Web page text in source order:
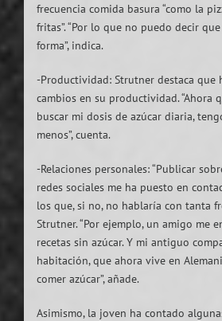
frecuencia comida basura “como la
fritas”. “Por lo que no puedo decir
forma”, indica.
-Productividad: Strutner destaca que
cambios en su productividad. “Ahora
buscar mi dosis de azúcar diaria,
menos”, cuenta.
-Relaciones personales: “Publicar
redes sociales me ha puesto en
los que, si no, no hablaría con tanta
Strutner. “Por ejemplo, un amigo me
recetas sin azúcar. Y mi antiguo
habitación, que ahora vive en
comer azúcar”, añade.
Asimismo, la joven ha contado